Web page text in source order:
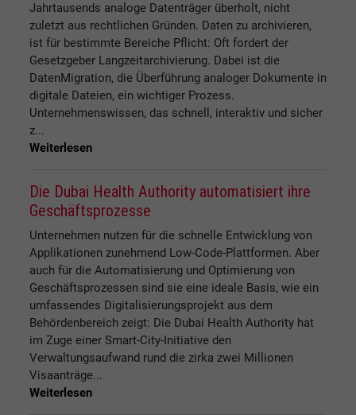
Jahrtausends analoge Datenträger überholt, nicht
zuletzt aus rechtlichen Gründen. Daten zu archivieren,
ist für bestimmte Bereiche Pflicht: Oft fordert der
Gesetzgeber Langzeitarchivierung. Dabei ist die
DatenMigration, die Überführung analoger Dokumente in
digitale Dateien, ein wichtiger Prozess.
Unternehmenswissen, das schnell, interaktiv und sicher
z...
Weiterlesen
Die Dubai Health Authority automatisiert ihre
Geschäftsprozesse
Unternehmen nutzen für die schnelle Entwicklung von
Applikationen zunehmend Low-Code-Plattformen. Aber
auch für die Automatisierung und Optimierung von
Geschäftsprozessen sind sie eine ideale Basis, wie ein
umfassendes Digitalisierungsprojekt aus dem
Behördenbereich zeigt: Die Dubai Health Authority hat
im Zuge einer Smart-City-Initiative den
Verwaltungsaufwand rund die zirka zwei Millionen
Visaanträge...
Weiterlesen